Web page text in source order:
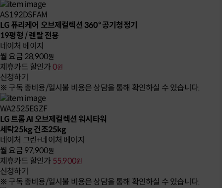
AS192DSFAM
LG 퓨리케어 오브제컬렉션 360° 공기청정기
19평형 / 렌탈 전용
네이처 베이지
월 요금28,900원
제휴카드 할인가0원
신청하기
※ 구독 총비용/일시불 비용은 상담을 통해 확인하실 수 있습니다.
WA2525EGZF
LG 트롬 AI 오브제컬렉션 워시타워
세탁25kg 건조25kg
네이처 그린+네이처 베이지
월 요금97,900원
제휴카드 할인가 55,900원
신청하기
※ 구독 총비용/일시불 비용은 상담을 통해 확인하실 수 있습니다.